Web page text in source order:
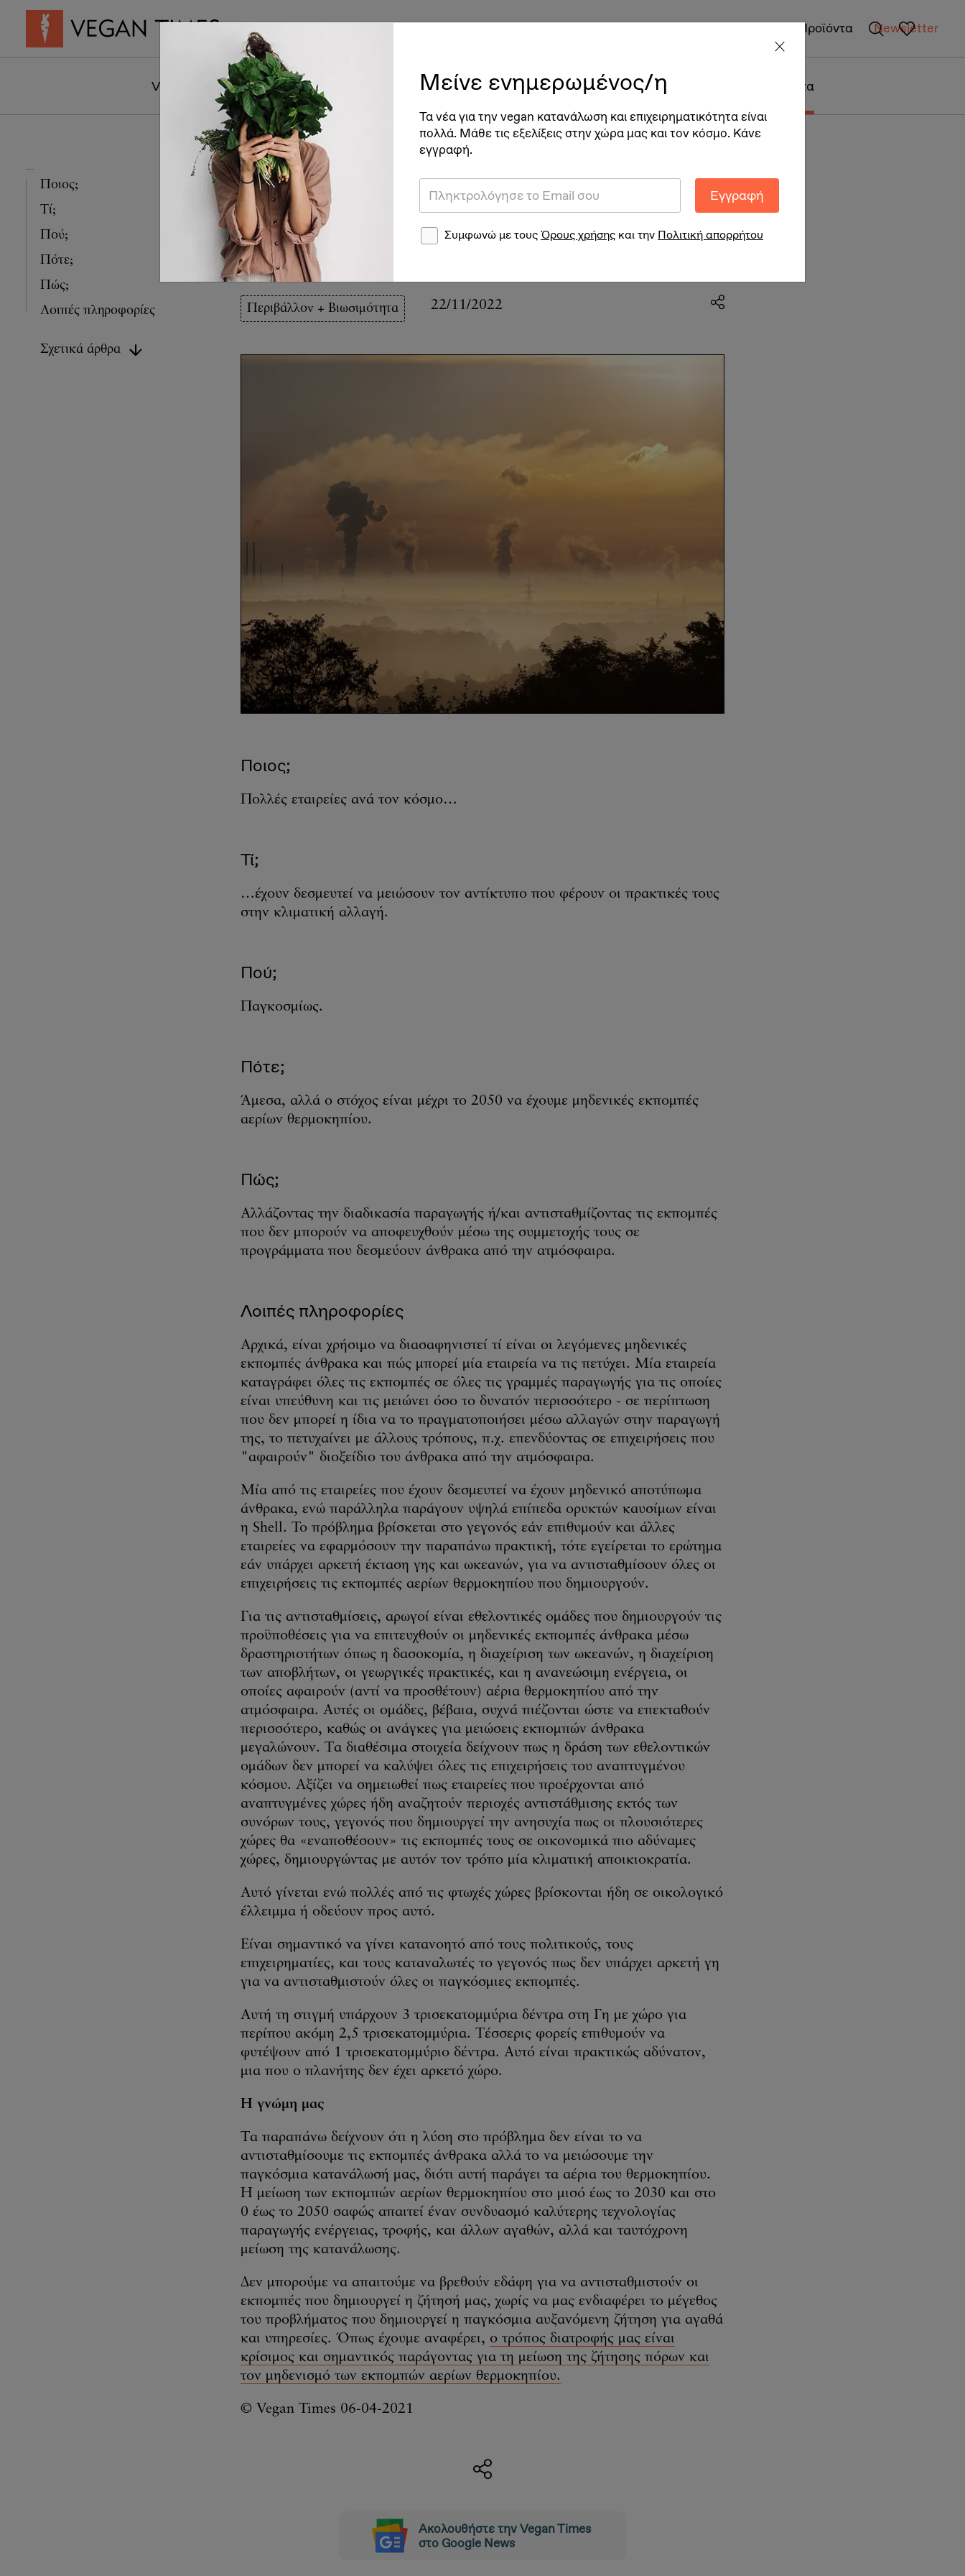
Vegan Συνταγές Vegan Διατροφή & Υγεία Βιγκανισμός Νέα Vegan Επιχειρήσεις Vegan Προϊόντα Newsletter
Vegan Life Άνθρωποι Ταξίδια Podcasts Επιχειρηματικότητα + Καινοτομία Περιβάλλον + Βιωσιμότητα
Ποιος;
Τί;
Πού;
Πότε;
Πώς;
Λοιπές πληροφορίες
Σχετικά άρθρα
Πόσο (πραγματικά) μηδενικό
αποτύπωμα άνθρακα μπορούν να
έχουν οι εταιρείες;
Περιβάλλον + Βιωσιμότητα 22/11/2022
Ποιος;
Πολλές εταιρείες ανά τον κόσμο…
Τί;
…έχουν δεσμευτεί να μειώσουν τον αντίκτυπο που φέρουν οι πρακτικές τους
στην κλιματική αλλαγή.
Πού;
Παγκοσμίως.
Πότε;
Άμεσα, αλλά ο στόχος είναι μέχρι το 2050 να έχουμε μηδενικές εκπομπές
αερίων θερμοκηπίου.
Πώς;
Αλλάζοντας την διαδικασία παραγωγής ή/και αντισταθμίζοντας τις εκπομπές
που δεν μπορούν να αποφευχθούν μέσω της συμμετοχής τους σε
προγράμματα που δεσμεύουν άνθρακα από την ατμόσφαιρα.
Λοιπές πληροφορίες
Αρχικά, είναι χρήσιμο να διασαφηνιστεί τί είναι οι λεγόμενες μηδενικές
εκπομπές άνθρακα και πώς μπορεί μία εταιρεία να τις πετύχει. Μία εταιρεία
καταγράφει όλες τις εκπομπές σε όλες τις γραμμές παραγωγής για τις οποίες
είναι υπεύθυνη και τις μειώνει όσο το δυνατόν περισσότερο - σε περίπτωση
που δεν μπορεί η ίδια να το πραγματοποιήσει μέσω αλλαγών στην παραγωγή
της, το πετυχαίνει με άλλους τρόπους, π.χ. επενδύοντας σε επιχειρήσεις που
"αφαιρούν" διοξείδιο του άνθρακα από την ατμόσφαιρα.
Μία από τις εταιρείες που έχουν δεσμευτεί να έχουν μηδενικό αποτύπωμα
άνθρακα, ενώ παράλληλα παράγουν υψηλά επίπεδα ορυκτών καυσίμων είναι
η Shell. To πρόβλημα βρίσκεται στο γεγονός εάν επιθυμούν και άλλες
εταιρείες να εφαρμόσουν την παραπάνω πρακτική, τότε εγείρεται το ερώτημα
εάν υπάρχει αρκετή έκταση γης και ωκεανών, για να αντισταθμίσουν όλες οι
επιχειρήσεις τις εκπομπές αερίων θερμοκηπίου που δημιουργούν.
Για τις αντισταθμίσεις, αρωγοί είναι εθελοντικές ομάδες που δημιουργούν τις
προϋποθέσεις για να επιτευχθούν οι μηδενικές εκπομπές άνθρακα μέσω
δραστηριοτήτων όπως η δασοκομία, η διαχείριση των ωκεανών, η διαχείριση
των αποβλήτων, οι γεωργικές πρακτικές, και η ανανεώσιμη ενέργεια, οι
οποίες αφαιρούν (αντί να προσθέτουν) αέρια θερμοκηπίου από την
ατμόσφαιρα. Αυτές οι ομάδες, βέβαια, συχνά πιέζονται ώστε να επεκταθούν
περισσότερο, καθώς οι ανάγκες για μειώσεις εκπομπών άνθρακα
μεγαλώνουν. Τα διαθέσιμα στοιχεία δείχνουν πως η δράση των εθελοντικών
ομάδων δεν μπορεί να καλύψει όλες τις επιχειρήσεις του αναπτυγμένου
κόσμου. Αξίζει να σημειωθεί πως εταιρείες που προέρχονται από
αναπτυγμένες χώρες ήδη αναζητούν περιοχές αντιστάθμισης εκτός των
συνόρων τους, γεγονός που δημιουργεί την ανησυχία πως οι πλουσιότερες
χώρες θα «εναποθέσουν» τις εκπομπές τους σε οικονομικά πιο αδύναμες
χώρες, δημιουργώντας με αυτόν τον τρόπο μία κλιματική αποικιοκρατία.
Αυτό γίνεται ενώ πολλές από τις φτωχές χώρες βρίσκονται ήδη σε οικολογικό
έλλειμμα ή οδεύουν προς αυτό.
Είναι σημαντικό να γίνει κατανοητό από τους πολιτικούς, τους
επιχειρηματίες, και τους καταναλωτές το γεγονός πως δεν υπάρχει αρκετή γη
για να αντισταθμιστούν όλες οι παγκόσμιες εκπομπές.
Αυτή τη στιγμή υπάρχουν 3 τρισεκατομμύρια δέντρα στη Γη με χώρο για
περίπου ακόμη 2,5 τρισεκατομμύρια. Τέσσερις φορείς επιθυμούν να
φυτέψουν από 1 τρισεκατομμύριο δέντρα. Αυτό είναι πρακτικώς αδύνατον,
μια που ο πλανήτης δεν έχει αρκετό χώρο.
Η γνώμη μας
Τα παραπάνω δείχνουν ότι η λύση στο πρόβλημα δεν είναι το να
αντισταθμίσουμε τις εκπομπές άνθρακα αλλά το να μειώσουμε την
παγκόσμια κατανάλωσή μας, διότι αυτή παράγει τα αέρια του θερμοκηπίου.
Η μείωση των εκπομπών αερίων θερμοκηπίου στο μισό έως το 2030 και στο
0 έως το 2050 σαφώς απαιτεί έναν συνδυασμό καλύτερης τεχνολογίας
παραγωγής ενέργειας, τροφής, και άλλων αγαθών, αλλά και ταυτόχρονη
μείωση της κατανάλωσης.
Δεν μπορούμε να απαιτούμε να βρεθούν εδάφη για να αντισταθμιστούν οι
εκπομπές που δημιουργεί η ζήτησή μας, χωρίς να μας ενδιαφέρει το μέγεθος
του προβλήματος που δημιουργεί η παγκόσμια αυξανόμενη ζήτηση για αγαθά
και υπηρεσίες. Όπως έχουμε αναφέρει, ο τρόπος διατροφής μας είναι
κρίσιμος και σημαντικός παράγοντας για τη μείωση της ζήτησης πόρων και
τον μηδενισμό των εκπομπών αερίων θερμοκηπίου.
© Vegan Times 06-04-2021
Ακολουθήστε την Vegan Times
στο Google News
Μείνε ενημερωμένος/η
Τα νέα για την vegan κατανάλωση και επιχειρηματικότητα είναι
πολλά. Μάθε τις εξελίξεις στην χώρα μας και τον κόσμο. Κάνε
εγγραφή.
Εγγραφή
Συμφωνώ με τουςΌρους χρήσης και την Πολιτική απορρήτου